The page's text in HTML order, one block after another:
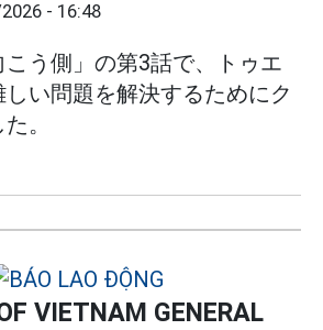
- 16:48
う側」の第3話で、トゥエ
い問題を解決するためにク
。
VIETNAM GENERAL